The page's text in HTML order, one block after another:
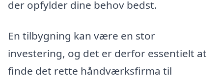
der opfylder dine behov bedst.
En tilbygning kan være en stor
investering, og det er derfor essentielt at
finde det rette håndværksfirma til